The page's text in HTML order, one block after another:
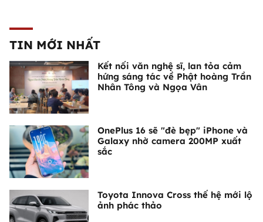
TIN MỚI NHẤT
Kết nối văn nghệ sĩ, lan tỏa cảm
hứng sáng tác về Phật hoàng Trần
Nhân Tông và Ngọa Vân
OnePlus 16 sẽ "đè bẹp" iPhone và
Galaxy nhờ camera 200MP xuất
sắc
Toyota Innova Cross thế hệ mới lộ
ảnh phác thảo